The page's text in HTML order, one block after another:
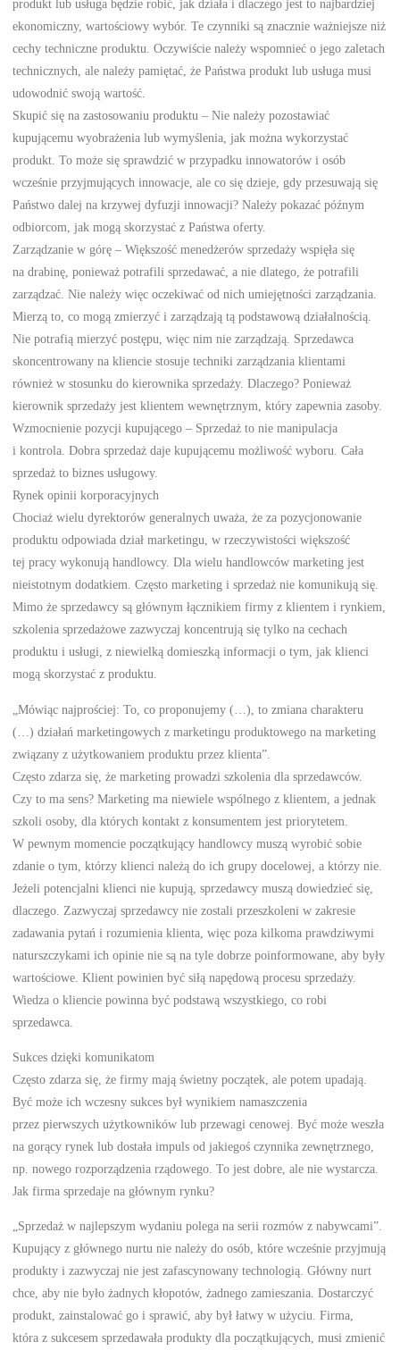
produkt lub usługa będzie robić, jak działa i dlaczego jest to najbardziej
ekonomiczny, wartościowy wybór. Te czynniki są znacznie ważniejsze niż
cechy techniczne produktu. Oczywiście należy wspomnieć o jego zaletach
technicznych, ale należy pamiętać, że Państwa produkt lub usługa musi
udowodnić swoją wartość.
Skupić się na zastosowaniu produktu – Nie należy pozostawiać
kupującemu wyobrażenia lub wymyślenia, jak można wykorzystać
produkt. To może się sprawdzić w przypadku innowatorów i osób
wcześnie przyjmujących innowacje, ale co się dzieje, gdy przesuwają się
Państwo dalej na krzywej dyfuzji innowacji? Należy pokazać późnym
odbiorcom, jak mogą skorzystać z Państwa oferty.
Zarządzanie w górę – Większość menedżerów sprzedaży wspięła się
na drabinę, ponieważ potrafili sprzedawać, a nie dlatego, że potrafili
zarządzać. Nie należy więc oczekiwać od nich umiejętności zarządzania.
Mierzą to, co mogą zmierzyć i zarządzają tą podstawową działalnością.
Nie potrafią mierzyć postępu, więc nim nie zarządzają. Sprzedawca
skoncentrowany na kliencie stosuje techniki zarządzania klientami
również w stosunku do kierownika sprzedaży. Dlaczego? Ponieważ
kierownik sprzedaży jest klientem wewnętrznym, który zapewnia zasoby.
Wzmocnienie pozycji kupującego – Sprzedaż to nie manipulacja
i kontrola. Dobra sprzedaż daje kupującemu możliwość wyboru. Cała
sprzedaż to biznes usługowy.
Rynek opinii korporacyjnych
Chociaż wielu dyrektorów generalnych uważa, że za pozycjonowanie
produktu odpowiada dział marketingu, w rzeczywistości większość
tej pracy wykonują handlowcy. Dla wielu handlowców marketing jest
nieistotnym dodatkiem. Często marketing i sprzedaż nie komunikują się.
Mimo że sprzedawcy są głównym łącznikiem firmy z klientem i rynkiem,
szkolenia sprzedażowe zazwyczaj koncentrują się tylko na cechach
produktu i usługi, z niewielką domieszką informacji o tym, jak klienci
mogą skorzystać z produktu.
„Mówiąc najprościej: To, co proponujemy (…), to zmiana charakteru
(…) działań marketingowych z marketingu produktowego na marketing
związany z użytkowaniem produktu przez klienta”.
Często zdarza się, że marketing prowadzi szkolenia dla sprzedawców.
Czy to ma sens? Marketing ma niewiele wspólnego z klientem, a jednak
szkoli osoby, dla których kontakt z konsumentem jest priorytetem.
W pewnym momencie początkujący handlowcy muszą wyrobić sobie
zdanie o tym, którzy klienci należą do ich grupy docelowej, a którzy nie.
Jeżeli potencjalni klienci nie kupują, sprzedawcy muszą dowiedzieć się,
dlaczego. Zazwyczaj sprzedawcy nie zostali przeszkoleni w zakresie
zadawania pytań i rozumienia klienta, więc poza kilkoma prawdziwymi
naturszczykami ich opinie nie są na tyle dobrze poinformowane, aby były
wartościowe. Klient powinien być siłą napędową procesu sprzedaży.
Wiedza o kliencie powinna być podstawą wszystkiego, co robi
sprzedawca.
Sukces dzięki komunikatom
Często zdarza się, że firmy mają świetny początek, ale potem upadają.
Być może ich wczesny sukces był wynikiem namaszczenia
przez pierwszych użytkowników lub przewagi cenowej. Być może weszła
na gorący rynek lub dostała impuls od jakiegoś czynnika zewnętrznego,
np. nowego rozporządzenia rządowego. To jest dobre, ale nie wystarcza.
Jak firma sprzedaje na głównym rynku?
„Sprzedaż w najlepszym wydaniu polega na serii rozmów z nabywcami”.
Kupujący z głównego nurtu nie należy do osób, które wcześnie przyjmują
produkty i zazwyczaj nie jest zafascynowany technologią. Główny nurt
chce, aby nie było żadnych kłopotów, żadnego zamieszania. Dostarczyć
produkt, zainstalować go i sprawić, aby był łatwy w użyciu. Firma,
która z sukcesem sprzedawała produkty dla początkujących, musi zmienić